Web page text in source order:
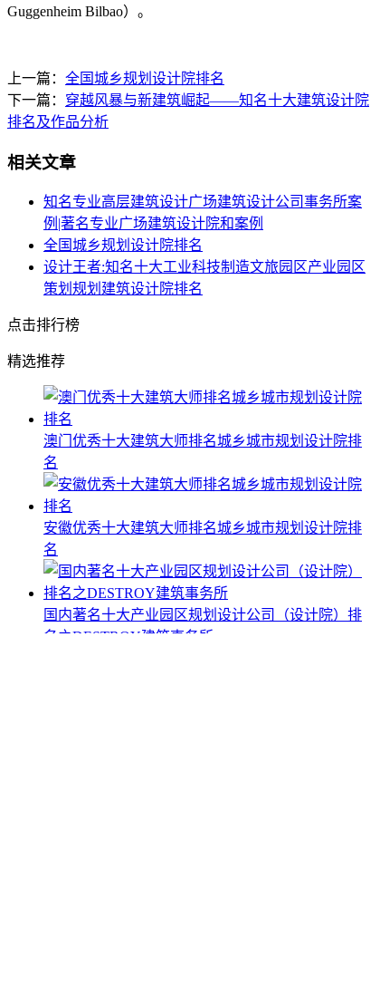
Guggenheim Bilbao）。
上一篇： 全国城乡规划设计院排名
下一篇： 穿越风暴与新建筑崛起——知名十大建筑设计院
排名及作品分析
相关文章
知名专业高层建筑设计广场建筑设计公司事务所案
例|著名专业广场建筑设计院和案例
全国城乡规划设计院排名
设计王者:知名十大工业科技制造文旅园区产业园区
策划规划建筑设计院排名
点击排行榜
精选推荐
澳门优秀十大建筑大师排名城乡城市规划设计院排
名
安徽优秀十大建筑大师排名城乡城市规划设计院排
名
国内著名十大产业园区规划设计公司（设计院）排
名之DESTROY建筑事务所